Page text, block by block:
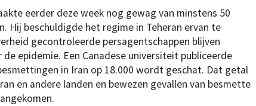
eerder deze week nog gewag van minstens 50
Hij beschuldigde het regime in Teheran ervan te
gecontroleerde persagentschappen blijven
epidemie. Een Canadese universiteit publiceerde
in Iran op 18.000 wordt geschat. Dat getal
en andere landen en bewezen gevallen van besmette